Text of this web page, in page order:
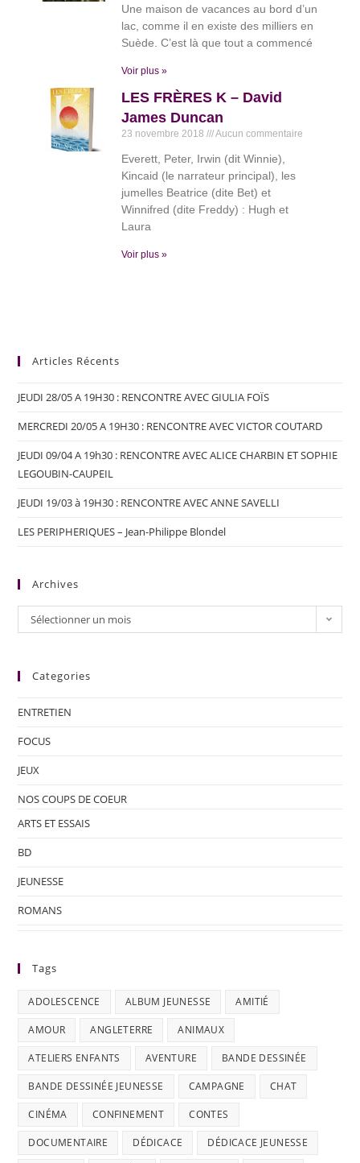
Une maison de vacances au bord d’un
lac, comme il en existe des milliers en
Suède. C’est là que tout a commencé
Voir plus »
LES FRÈRES K – David
James Duncan
23 novembre 2018 Aucun commentaire
Everett, Peter, Irwin (dit Winnie),
Kincaid (le narrateur principal), les
jumelles Beatrice (dite Bet) et
Winnifred (dite Freddy) : Hugh et
Laura
Voir plus »
Articles Récents
JEUDI 28/05 A 19H30 : RENCONTRE AVEC GIULIA FOÏS
MERCREDI 20/05 A 19H30 : RENCONTRE AVEC VICTOR COUTARD
JEUDI 09/04 A 19h30 : RENCONTRE AVEC ALICE CHARBIN ET SOPHIE
LEGOUBIN-CAUPEIL
JEUDI 19/03 à 19H30 : RENCONTRE AVEC ANNE SAVELLI
LES PERIPHERIQUES – Jean-Philippe Blondel
Archives
Sélectionner un mois
Categories
ENTRETIEN
FOCUS
JEUX
NOS COUPS DE COEUR
ARTS ET ESSAIS
BD
JEUNESSE
ROMANS
Tags
ADOLESCENCE ALBUM JEUNESSE AMITIÉ
AMOUR ANGLETERRE ANIMAUX
ATELIERS ENFANTS AVENTURE BANDE DESSINÉE
BANDE DESSINÉE JEUNESSE CAMPAGNE CHAT
CINÉMA CONFINEMENT CONTES
DOCUMENTAIRE DÉDICACE DÉDICACE JEUNESSE